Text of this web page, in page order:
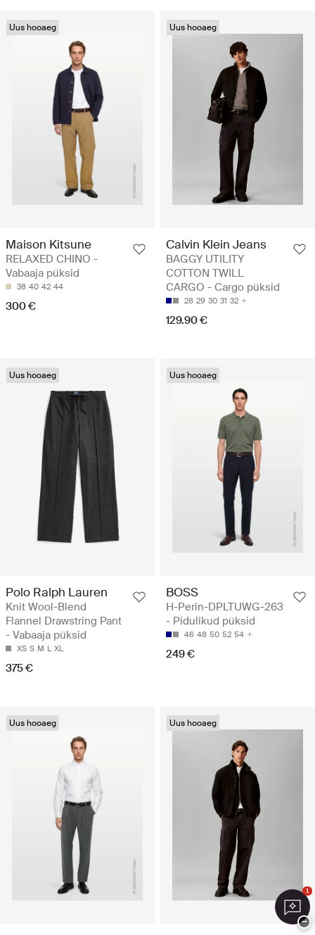
Uus hooaeg
Maison Kitsune
RELAXED CHINO -
Vabaaja püksid
38 40 42 44
300 €
Uus hooaeg
Calvin Klein Jeans
BAGGY UTILITY
COTTON TWILL
CARGO - Cargo püksid
28 29 30 31 32
129.90 €
Uus hooaeg
Polo Ralph Lauren
Knit Wool-Blend
Flannel Drawstring Pant
- Vabaaja püksid
XS S M L XL
375 €
Uus hooaeg
BOSS
H-Perin-DPLTUWG-263
- Pidulikud püksid
46 48 50 52 54
249 €
Uus hooaeg Uus hooaeg
1
−